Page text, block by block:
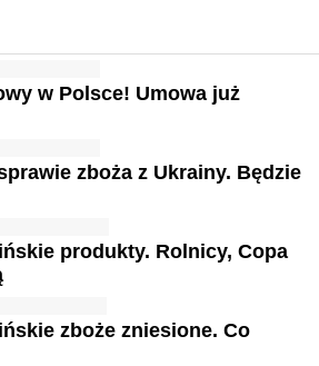
w Polsce! Umowa już
zboża z Ukrainy. Będzie
produkty. Rolnicy, Copa
zboże zniesione. Co